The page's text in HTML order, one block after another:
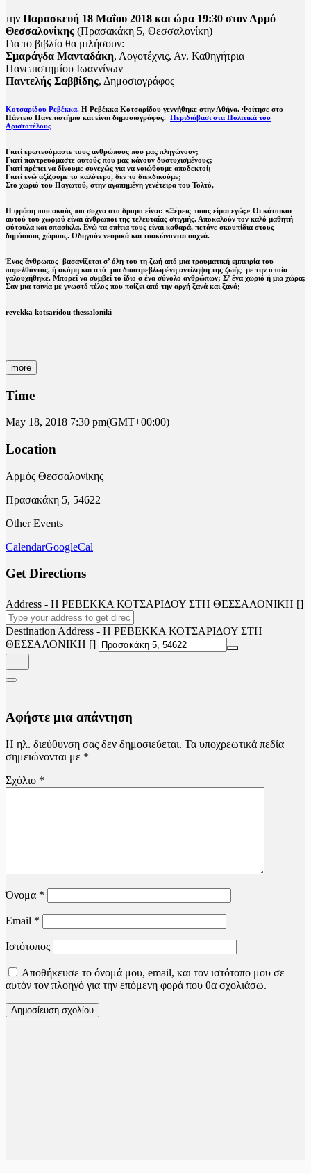
την Παρασκευή 18 Μαΐου 2018 και ώρα 19:30 στον Αρμό
Θεσσαλονίκης (Πρασακάκη 5, Θεσσαλονίκη)
Για το βιβλίο θα μιλήσουν:
Σμαράγδα Μανταδάκη, Λογοτέχνις, Αν. Καθηγήτρια
Πανεπιστημίου Ιωαννίνων
Παντελής Σαββίδης, Δημοσιογράφος
Κοτσαρίδου Ρεβέκκα. Η Ρεβέκκα Κοτσαρίδου γεννήθηκε στην Αθήνα. Φοίτησε στο
Πάντειο Πανεπιστήμιο και είναι δημοσιογράφος. Περιδιάβασι στα Πολιτικά του
Αριστοτέλους
Γιατί ερωτευόμαστε τους ανθρώπους που μας πληγώνουν;
Γιατί παντρευόμαστε αυτούς που μας κάνουν δυστυχισμένους;
Γιατί πρέπει να δίνουμε συνεχώς για να νοιώθουμε αποδεκτοί;
Γιατί ενώ αξίζουμε το καλύτερο, δεν το διεκδικούμε;
Στο χωριό του Παγωτού, στην αγαπημένη γενέτειρα του Τολτό,
Η φράση που ακούς πιο συχνα στο δρομο είναι: «Ξέρεις ποιος είμαι εγώ;» Οι κάτοικοι
αυτού του χωριού είναι άνθρωποι της τελευταίας στιγμής. Αποκαλούν τον καλό μαθητή
φύτουλα και σπασίκλα. Ενώ τα σπίτια τους είναι καθαρά, πετάνε σκουπίδια στους
δημόσιους χώρους. Οδηγούν νευρικά και τσακώνονται συχνά.
Ένας άνθρωπος βασανίζεται σ’ όλη του τη ζωή από μια τραυματική εμπειρία του
παρελθόντος, ή ακόμη και από μια διαστρεβλωμένη αντίληψη της ζωής με την οποία
γαλουχήθηκε. Μπορεί να συμβεί το ίδιο σ ένα σύνολο ανθρώπων; Σ’ ένα χωριό ή μια χώρα;
Σαν μια ταινία με γνωστό τέλος που παίζει από την αρχή ξανά και ξανά;
revekka kotsaridou thessaloniki
more
Time
May 18, 2018 7:30 pm(GMT+00:00)
Location
Αρμός Θεσσαλονίκης
Πρασακάκη 5, 54622
Other Events
CalendarGoogleCal
Get Directions
Address - Η ΡΕΒΕΚΚΑ ΚΟΤΣΑΡΙΔΟΥ ΣΤΗ ΘΕΣΣΑΛΟΝΙΚΗ []
Destination Address - Η ΡΕΒΕΚΚΑ ΚΟΤΣΑΡΙΔΟΥ ΣΤΗ
ΘΕΣΣΑΛΟΝΙΚΗ []
Αφήστε μια απάντηση
Η ηλ. διεύθυνση σας δεν δημοσιεύεται. Τα υποχρεωτικά πεδία
σημειώνονται με *
Σχόλιο *
Όνομα *
Email *
Ιστότοπος
Αποθήκευσε το όνομά μου, email, και τον ιστότοπο μου σε
αυτόν τον πλοηγό για την επόμενη φορά που θα σχολιάσω.